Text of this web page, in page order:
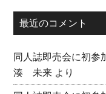
最近のコメント
同人誌即売会に初参
湊 未来 より